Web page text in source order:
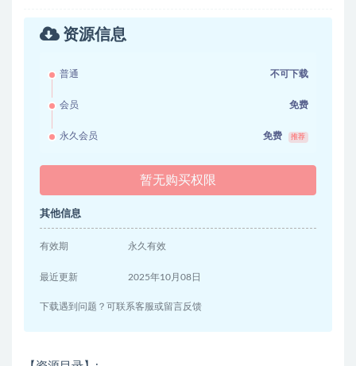
资源信息
普通 不可下载
会员 免费
永久会员 免费 推荐
暂无购买权限
其他信息
有效期 永久有效
最近更新 2025年10月08日
下载遇到问题？可联系客服或留言反馈